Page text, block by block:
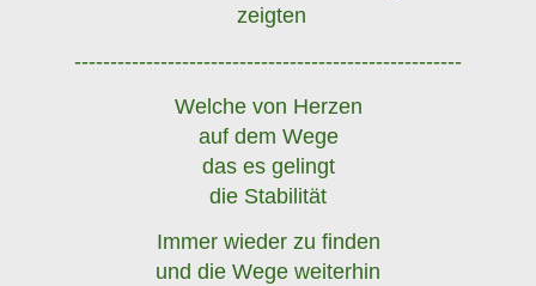
zeigten
------------------------------------------------------
Welche von Herzen
auf dem Wege
das es gelingt
die Stabilität
Immer wieder zu finden
und die Wege weiterhin